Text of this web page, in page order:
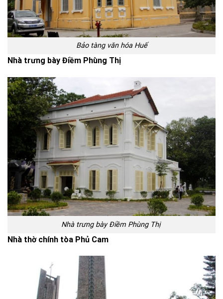
Bảo tàng văn hóa Huế
Nhà trưng bày Điềm Phùng Thị
Nhà trưng bày Điềm Phùng Thị
Nhà thờ chính tòa Phủ Cam